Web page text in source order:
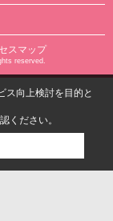
スマップ
reserved.
ス向上検討を目的と
ください。